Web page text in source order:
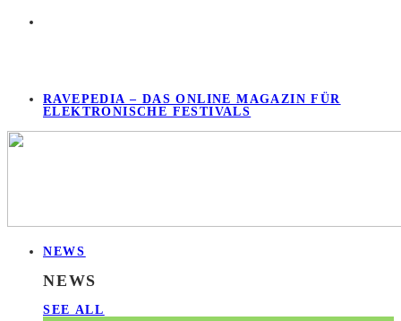
RAVEPEDIA – DAS ONLINE MAGAZIN FÜR
ELEKTRONISCHE FESTIVALS
NEWS
NEWS
SEE ALL